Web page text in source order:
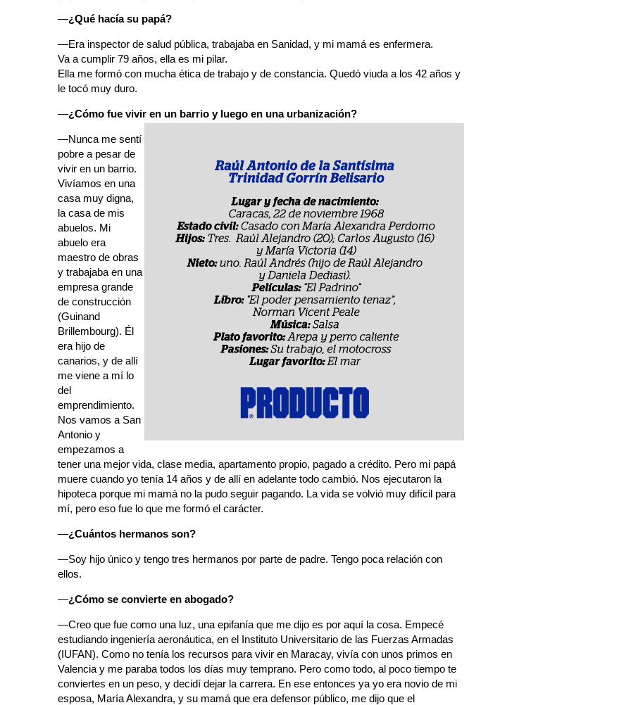
—¿Qué hacía su papá?
—Era inspector de salud pública, trabajaba en Sanidad, y mi mamá es enfermera.
Va a cumplir 79 años, ella es mi pilar.
Ella me formó con mucha ética de trabajo y de constancia. Quedó viuda a los 42 años y
le tocó muy duro.
—¿Cómo fue vivir en un barrio y luego en una urbanización?
—Nunca me sentí
pobre a pesar de
vivir en un barrio.
Vivíamos en una
casa muy digna,
la casa de mis
abuelos. Mi
abuelo era
maestro de obras
y trabajaba en una
empresa grande
de construcción
(Guinand
Brillembourg). Él
era hijo de
canarios, y de allí
me viene a mí lo
del
emprendimiento.
Nos vamos a San
Antonio y
empezamos a
tener una mejor vida, clase media, apartamento propio, pagado a crédito. Pero mi papá
muere cuando yo tenía 14 años y de allí en adelante todo cambió. Nos ejecutaron la
hipoteca porque mi mamá no la pudo seguir pagando. La vida se volvió muy difícil para
mí, pero eso fue lo que me formó el carácter.
—¿Cuántos hermanos son?
—Soy hijo único y tengo tres hermanos por parte de padre. Tengo poca relación con
ellos.
—¿Cómo se convierte en abogado?
—Creo que fue como una luz, una epifanía que me dijo es por aquí la cosa. Empecé
estudiando ingeniería aeronáutica, en el Instituto Universitario de las Fuerzas Armadas
(IUFAN). Como no tenía los recursos para vivir en Maracay, vivía con unos primos en
Valencia y me paraba todos los días muy temprano. Pero como todo, al poco tiempo te
conviertes en un peso, y decidí dejar la carrera. En ese entonces ya yo era novio de mi
esposa, María Alexandra, y su mamá que era defensor público, me dijo que el